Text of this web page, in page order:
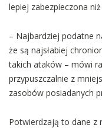
lepiej zabezpieczona
– Najbardziej podatne
że są najsłabiej
takich ataków – mówi
przypuszczalnie z
zasobów posiadanych
Potwierdzają to dane z